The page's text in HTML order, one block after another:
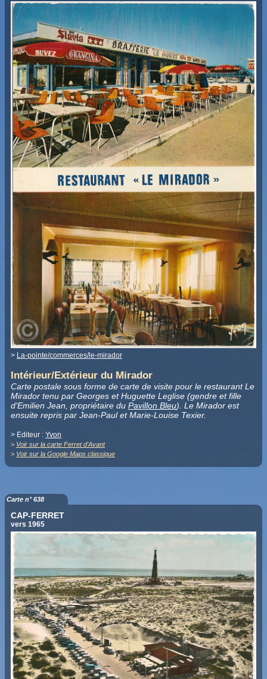
> La-pointe/commerces/le-mirador
Intérieur/Extérieur du Mirador
Carte postale sous forme de carte de visite pour le restaurant Le
Mirador tenu par Georges et Huguette Leglise (gendre et fille
d'Emilien Jean, propriétaire du Pavillon Bleu). Le Mirador est
ensuite repris par Jean-Paul et Marie-Louise Texier.
> Editeur : Yvon
> Voir sur la carte Ferret d'Avant
> Voir sur la Google Maps classique
Carte n° 638
CAP-FERRET
vers 1965